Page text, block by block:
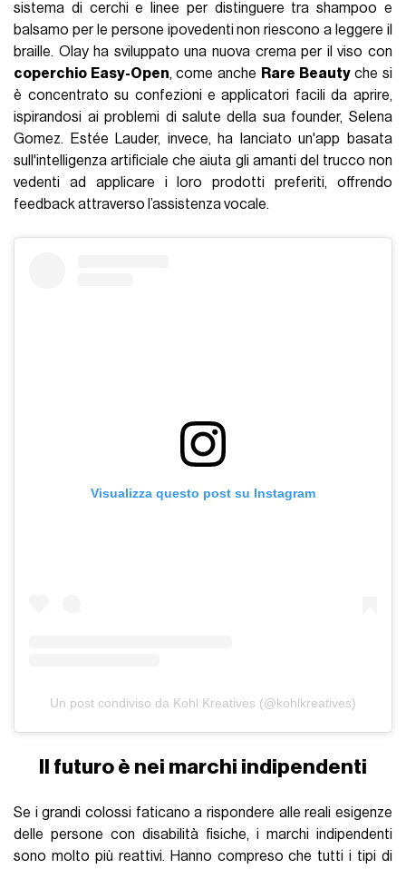
sistema di cerchi e linee per distinguere tra shampoo e
balsamo per le persone ipovedenti non riescono a leggere il
braille. Olay ha sviluppato una nuova crema per il viso con
coperchio Easy-Open, come anche Rare Beautyche si
è concentrato su confezioni e applicatori facili da aprire,
ispirandosi ai problemi di salute della sua founder, Selena
Gomez. Estée Lauder, invece, ha lanciato un'app basata
sull'intelligenza artificiale che aiuta gli amanti del trucco non
vedenti ad applicare i loro prodotti preferiti, offrendo
feedback attraverso l’assistenza vocale.
Visualizza questo post su Instagram
Un post condiviso da Kohl Kreatives (@kohlkreatives)
Il futuro è nei marchi indipendenti
Se i grandi colossi faticano a rispondere alle reali esigenze
delle persone con disabilità fisiche, i marchi indipendenti
sono molto più reattivi. Hanno compreso che tutti i tipi di